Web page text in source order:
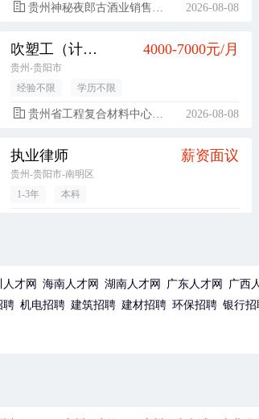
贵州神秘夜郎古酒业销售有限公司 2026-08-08
吹塑工（计件） 4000-7000元/月
贵州-贵阳市
经验不限
学历不限
贵州省工程复合材料中心有限公司 2026-08-08
执业律师 薪资面议
贵州-贵阳市-南明区
1-3年
本科
广东-惠州市-博罗县
经验不限
初中
人才网 海南人才网 湖南人才网 广东人才网 广西
聘 机电招聘 建筑招聘 建材招聘 环保招聘 银行招